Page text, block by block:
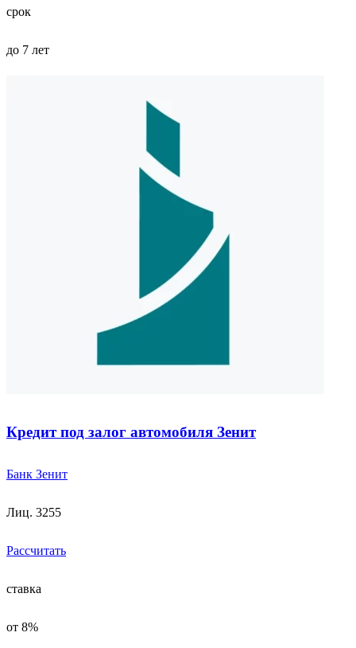
срок
до 7 лет
Кредит под залог автомобиля Зенит
Банк Зенит
Лиц. 3255
Рассчитать
ставка
от 8%